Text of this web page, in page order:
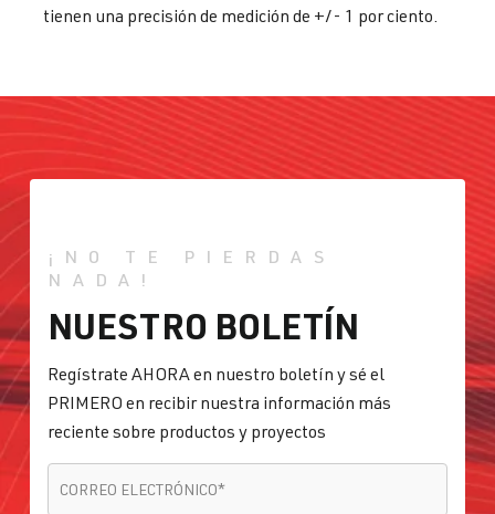
tienen una precisión de medición de +/- 1 por ciento.
¡NO TE PIERDAS
NADA!
NUESTRO BOLETÍN
Regístrate AHORA en nuestro boletín y sé el
PRIMERO en recibir nuestra información más
reciente sobre productos y proyectos
CORREO ELECTRÓNICO*